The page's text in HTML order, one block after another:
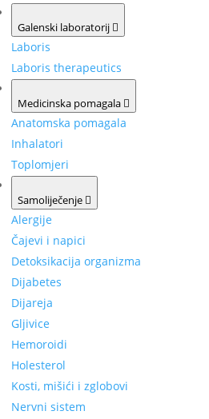
Galenski laboratorij
Laboris
Laboris therapeutics
Medicinska pomagala
Anatomska pomagala
Inhalatori
Toplomjeri
Samoliječenje
Alergije
Čajevi i napici
Detoksikacija organizma
Dijabetes
Dijareja
Gljivice
Hemoroidi
Holesterol
Kosti, mišići i zglobovi
Nervni sistem